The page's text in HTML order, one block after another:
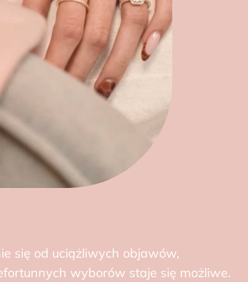
się od uciążliwych objawów,
wyborów staje się możliwe.